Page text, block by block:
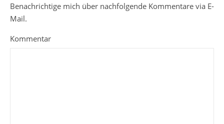
Benachrichtige mich über nachfolgende Kommentare via E-
Mail.
Kommentar